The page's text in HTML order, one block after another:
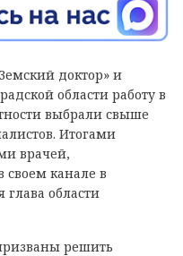
доктор» и
области работу в
выбрали свыше
Итогами
врачей,
своем канале в
области
решить